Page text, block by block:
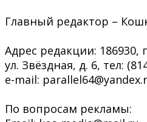
Главный редактор –
Адрес редакции: 186930,
ул. Звёздная, д. 6, тел:
e-mail:
По вопросам рекламы: